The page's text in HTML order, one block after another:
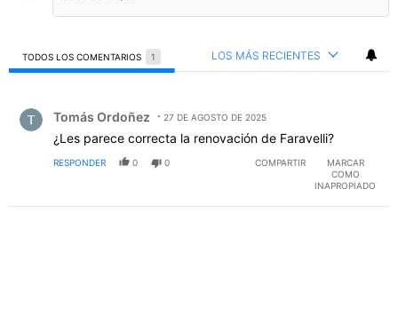
TODOS LOS COMENTARIOS 1 LOS MÁS RECIENTES
Tomás Ordoñez 27 DE AGOSTO DE 2025
¿Les parece correcta la renovación de Faravelli?
RESPONDER 0 0 COMPARTIR
MARCAR
COMO
INAPROPIADO